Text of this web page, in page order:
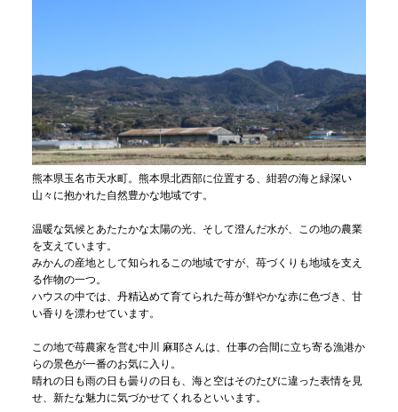
熊本県玉名市天水町。熊本県北西部に位置する、紺碧の海と緑深い
山々に抱かれた自然豊かな地域です。
温暖な気候とあたたかな太陽の光、そして澄んだ水が、この地の農業
を支えています。
みかんの産地として知られるこの地域ですが、苺づくりも地域を支え
る作物の一つ。
ハウスの中では、丹精込めて育てられた苺が鮮やかな赤に色づき、甘
い香りを漂わせています。
この地で苺農家を営む中川 麻耶さんは、仕事の合間に立ち寄る漁港か
らの景色が一番のお気に入り。
晴れの日も雨の日も曇りの日も、海と空はそのたびに違った表情を見
せ、新たな魅力に気づかせてくれるといいます。